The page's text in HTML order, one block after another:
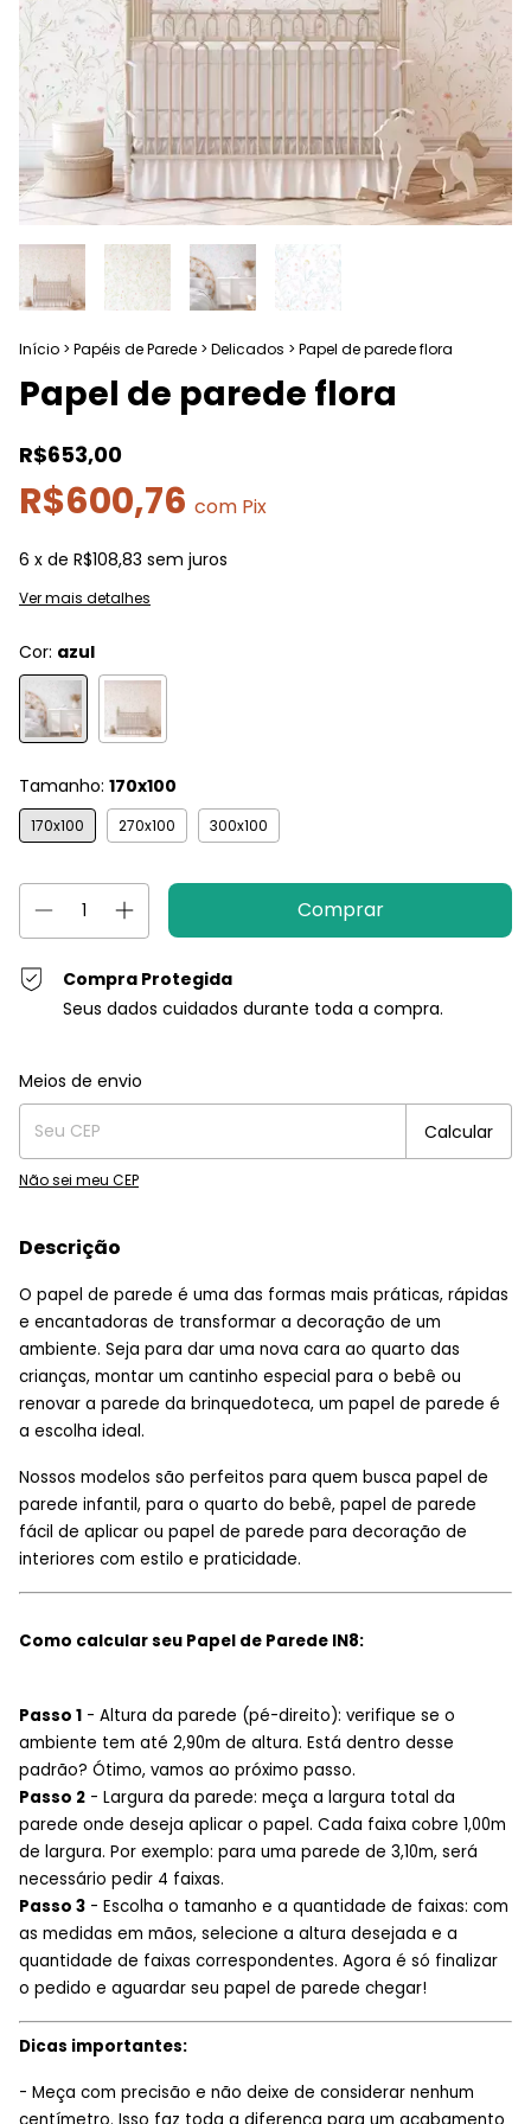
Início > Papéis de Parede > Delicados > Papel de parede flora
Papel de parede flora
R$653,00
R$600,76 com Pix
6 x de R$108,83 sem juros
Ver mais detalhes
Cor: azul
Tamanho: 170x100
170x100 270x100 300x100
Compra Protegida
Seus dados cuidados durante toda a compra.
Entregas para o CEP:
Meios de envio
Calcular
Não sei meu CEP
Descrição
O papel de parede é uma das formas mais práticas, rápidas
e encantadoras de transformar a decoração de um
ambiente. Seja para dar uma nova cara ao quarto das
crianças, montar um cantinho especial para o bebê ou
renovar a parede da brinquedoteca, um papel de parede é
a escolha ideal.
Nossos modelos são perfeitos para quem busca papel de
parede infantil, para o quarto do bebê, papel de parede
fácil de aplicar ou papel de parede para decoração de
interiores com estilo e praticidade.
Como calcular seu Papel de Parede IN8:
Passo 1 - Altura da parede (pé-direito): verifique se o
ambiente tem até 2,90m de altura. Está dentro desse
padrão? Ótimo, vamos ao próximo passo.
Passo 2 - Largura da parede: meça a largura total da
parede onde deseja aplicar o papel. Cada faixa cobre 1,00m
de largura. Por exemplo: para uma parede de 3,10m, será
necessário pedir 4 faixas.
Passo 3 - Escolha o tamanho e a quantidade de faixas: com
as medidas em mãos, selecione a altura desejada e a
quantidade de faixas correspondentes. Agora é só finalizar
o pedido e aguardar seu papel de parede chegar!
Dicas importantes:
- Meça com precisão e não deixe de considerar nenhum